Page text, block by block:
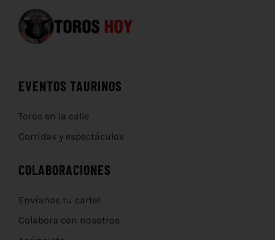
EVENTOS TAURINOS
Toros en la calle
Corridas y espectáculos
COLABORACIONES
Envíanos tu cartel
Colabora con nosotros